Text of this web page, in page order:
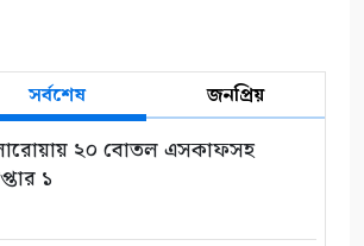
সর্বশেষ জনপ্রিয়
২০ বোতল এসকাফসহ
১